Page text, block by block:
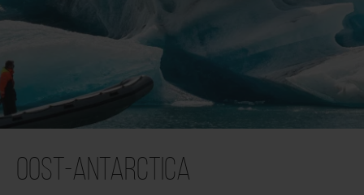
Oost-Antarctica